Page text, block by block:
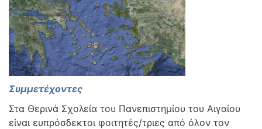
Συμμετέχοντες
Στα Θερινά Σχολεία του Πανεπιστημίου του Αιγαίου
είναι ευπρόσδεκτοι φοιτητές/τριες από όλον τον